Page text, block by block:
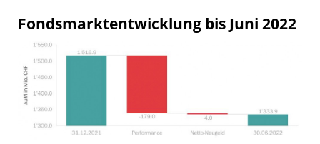
Fondsmarktentwicklung bis Juni 2022